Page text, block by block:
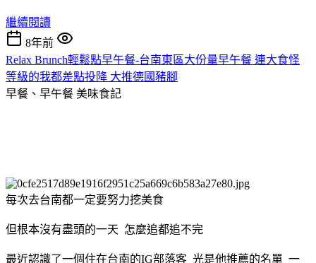
繼續閱讀
8年前
Relax Brunch輕鬆點早午餐-台南東區大份量早午餐 連大食怪
等級的我都差點投降 大推德國豬腳
早餐、早午餐 美味食記
每次去台南都一定要努力挖美食
但根本沒有盡頭的一天 怎麼追都追不完
最近認識了一個住在台南的IG部落客 光是他推薦的名單 一